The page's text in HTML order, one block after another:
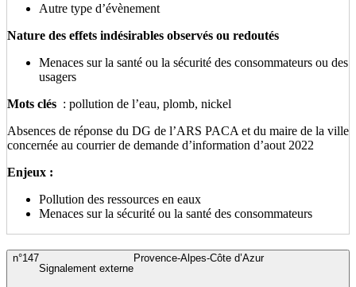
Autre type d’évènement
Nature des effets indésirables observés ou redoutés
Menaces sur la santé ou la sécurité des consommateurs ou des
usagers
Mots clés : pollution de l’eau, plomb, nickel
Absences de réponse du DG de l’ARS PACA et du maire de la ville
concernée au courrier de demande d’information d’aout 2022
Enjeux :
Pollution des ressources en eaux
Menaces sur la sécurité ou la santé des consommateurs
Provence-Alpes-Côte d’Azur
Signalement externe
n°147